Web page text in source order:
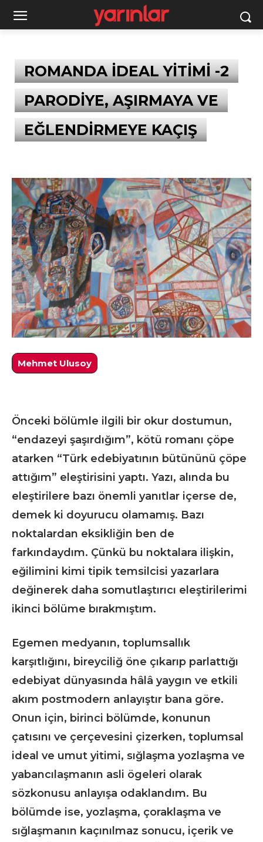
ROMANDA İDEAL YİTİMİ -2
PARODİYE, AŞIRMAYA VE
EĞLENDİRMEYE KAÇIŞ
Mehmet Ulusoy
Önceki bölümle ilgili bir okur dostumun,
“endazeyi şaşırdığım”, kötü romanı çöpe
atarken “Türk edebiyatının bütününü çöpe
attığım” eleştirisini yaptı. Yazı, alında bu
eleştirilere bazı önemli yanıtlar içerse de,
demek ki doyurucu olamamış. Bazı
noktalardan eksikliğin ben de
farkındaydım. Çünkü bu noktalara ilişkin,
eğilimini kimi tipik temsilcisi yazarlara
değinerek daha somutlaştırıcı eleştirilerimi
ikinci bölüme bırakmıştım.
Egemen medyanın, toplumsallık
karşıtlığını, bireyciliğ öne çıkarıp parlattığı
edebiyat dünyasında hâlâ yaygın ve etkili
akım postmodern anlayıştır bana göre.
Onun için, birinci bölümde, konunun
çatısını ve çerçevesini çizerken, toplumsal
ideal ve umut yitimi, sığlaşma yozlaşma ve
yabancılaşmanın asli ögeleri olarak
sözkonusu anlayışa odaklandım. Bu
bölümde ise, yozlaşma, çoraklaşma ve
sığlaşmanın kaçınılmaz sonucu, içerik ve